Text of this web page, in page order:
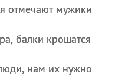
отмечают мужики
балки крошатся
нам их нужно